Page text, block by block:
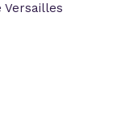
Versailles